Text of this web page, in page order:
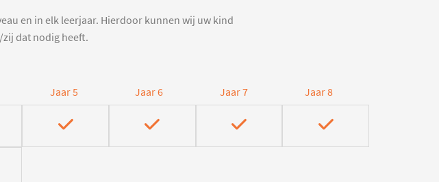
en in elk leerjaar. Hierdoor kunnen wij uw kind
dat nodig heeft.
Jaar 5 Jaar 6 Jaar 7 Jaar 8